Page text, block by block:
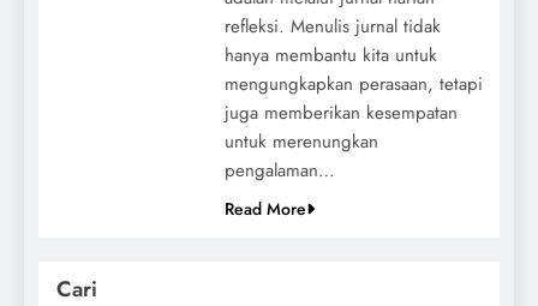
refleksi. Menulis jurnal tidak
hanya membantu kita untuk
mengungkapkan perasaan, tetapi
juga memberikan kesempatan
untuk merenungkan
pengalaman…
Read More
Cari